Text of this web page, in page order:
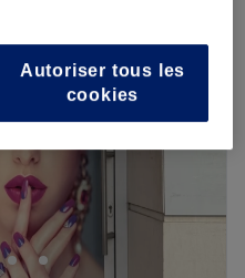
10:00–19:00
10:00–19:00
10:00–20:00
10:30–19:30
un centre de bien-être
proximité du centre
d'un lieu où détente et
et profitez de soins
Autoriser tous les
cookies